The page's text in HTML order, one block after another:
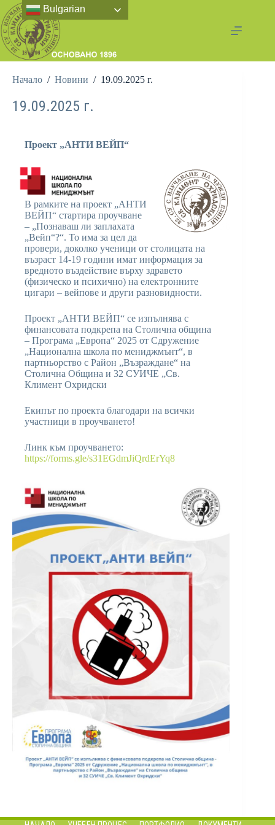
Начало / Новини / 19.09.2025 г.
19.09.2025 г.
Проект „АНТИ ВЕЙП“
В рамките на проект „АНТИ
ВЕЙП“ стартира проучване
– „Познаваш ли заплахата
„Вейп“?“. То има за цел да
провери, доколко ученици от столицата на
възраст 14-19 години имат информация за
вредното въздействие върху здравето
(физическо и психично) на електронните
цигари – вейпове и други разновидности.
Проект „АНТИ ВЕЙП“ се изпълнява с
финансовата подкрепа на Столична община
– Програма „Европа“ 2025 от Сдружение
„Национална школа по мениджмънт“, в
партньорство с Район „Възраждане“ на
Столична Община и 32 СУИЧЕ „Св.
Климент Охридски
Екипът по проекта благодари на всички
участници в проучването!
Линк към проучването:
https://forms.gle/s31EGdmJiQrdErYq8
Bulgarian